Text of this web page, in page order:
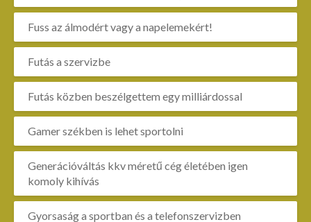
Fuss az álmodért vagy a napelemekért!
Futás a szervizbe
Futás közben beszélgettem egy milliárdossal
Gamer székben is lehet sportolni
Generációváltás kkv méretű cég életében igen
komoly kihívás
Gyorsaság a sportban és a telefonszervizben